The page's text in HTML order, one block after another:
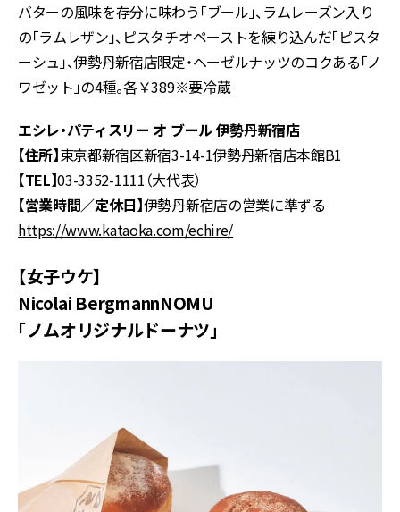
バターの風味を存分に味わう「ブール」、ラムレーズン入り
の「ラムレザン」、ピスタチオペーストを練り込んだ「ピスタ
ーシュ」、伊勢丹新宿店限定・ヘーゼルナッツのコクある「ノ
ワゼット」の4種。各￥389※要冷蔵
エシレ・パティスリー オ ブール 伊勢丹新宿店
【住所】東京都新宿区新宿3-14-1伊勢丹新宿店本館B1
【TEL】03-3352-1111（大代表）
【営業時間／定休日】伊勢丹新宿店の営業に準ずる
https://www.kataoka.com/echire/
【女子ウケ】
Nicolai BergmannNOMU
「ノムオリジナルドーナツ」